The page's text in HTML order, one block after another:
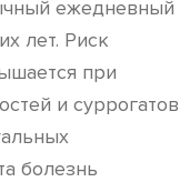
ежедневный
лет. Риск
при
и суррогатов
болезнь